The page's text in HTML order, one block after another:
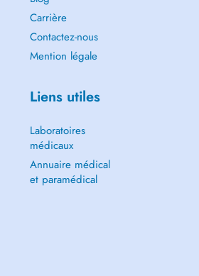
Carrière
Contactez-nous
Mention légale
Liens utiles
Laboratoires
médicaux
Annuaire médical
et paramédical